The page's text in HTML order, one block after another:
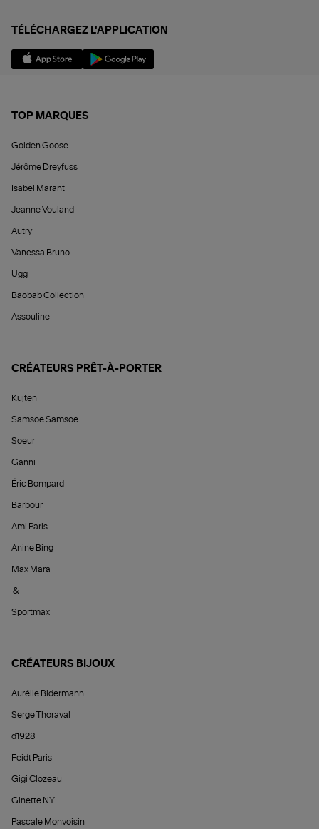
TÉLÉCHARGEZ L'APPLICATION
TOP MARQUES
Golden Goose
Jérôme Dreyfuss
Isabel Marant
Jeanne Vouland
Autry
Vanessa Bruno
Ugg
Baobab Collection
Assouline
CRÉATEURS PRÊT-À-PORTER
Kujten
Samsoe Samsoe
Soeur
Ganni
Éric Bompard
Barbour
Ami Paris
Anine Bing
Max Mara
&
Sportmax
CRÉATEURS BIJOUX
Aurélie Bidermann
Serge Thoraval
d1928
Feidt Paris
Gigi Clozeau
Ginette NY
Pascale Monvoisin